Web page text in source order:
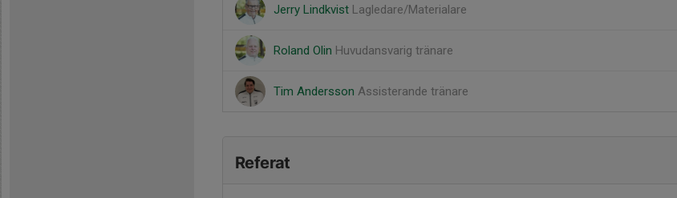
Jerry Lindkvist Lagledare/Materialare
Roland Olin Huvudansvarig tränare
Tim Andersson Assisterande tränare
Referat